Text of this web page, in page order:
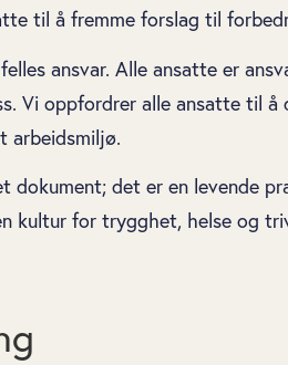
til å fremme forslag til
ansvar. Alle ansatte er
Vi oppfordrer alle ansatte til
arbeidsmiljø.
dokument; det er en levende
kultur for trygghet, helse og